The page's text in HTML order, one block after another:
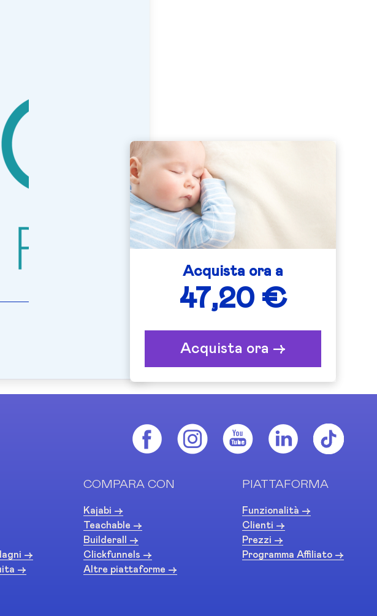
Acquista ora a
47,20 €
Acquista ora ->
->
->
COMPARA CON
Kajabi ->
Teachable ->
Builderall ->
Clickfunnels ->
Altre piattaforme ->
PIATTAFORMA
Funzionalità ->
Clienti ->
Prezzi ->
Programma Affiliato ->